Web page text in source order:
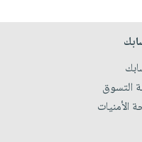
التسوق
الأمنيات